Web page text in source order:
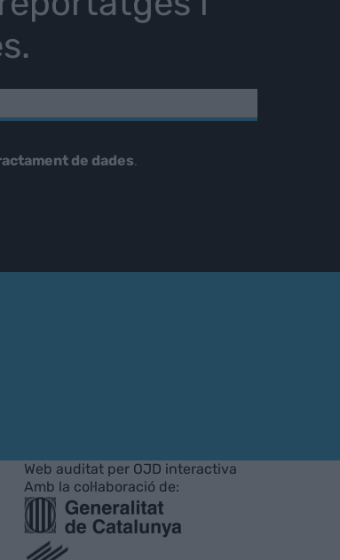
de dades.
Web auditat per OJD interactiva
Amb la col·laboració de: